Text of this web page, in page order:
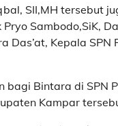
SII,MH tersebut
Sambodo,SiK,
Das’at, Kepala SPN
bagi Bintara di SPN
Kampar